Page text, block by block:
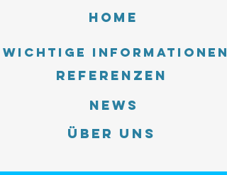
Home
Wichtige Informationen
Referenzen
News
Über uns